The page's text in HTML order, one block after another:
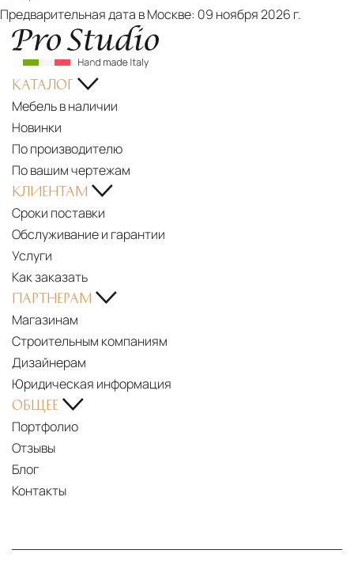
Предварительная дата в Москве: 09 ноября 2026 г.
КАТАЛОГ
Мебель в наличии
Новинки
По производителю
По вашим чертежам
КЛИЕНТАМ
Сроки поставки
Обслуживание и гарантии
Услуги
Как заказать
ПАРТНЕРАМ
Магазинам
Строительным компаниям
Дизайнерам
Юридическая информация
ОБЩЕЕ
Портфолио
Отзывы
Блог
Контакты